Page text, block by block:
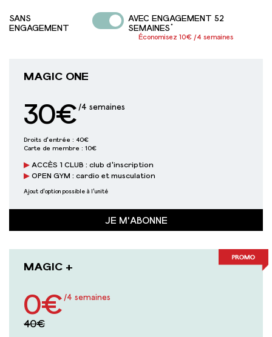
SANS
ENGAGEMENT
AVEC ENGAGEMENT 52
SEMAINES*
Économisez 10€ /4 semaines
MAGIC ONE
30€ /4 semaines
Droits d'entrée : 40€
Carte de membre : 10€
ACCÈS 1 CLUB : club d'inscription
OPEN GYM : cardio et musculation
Ajout d'option possible à l'unité
JE M'ABONNE
MAGIC +
0€ /4 semaines
40€